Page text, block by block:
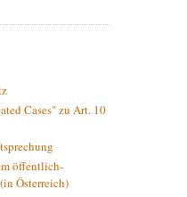
Cases" zu Art. 10
öffentlich-
Österreich)